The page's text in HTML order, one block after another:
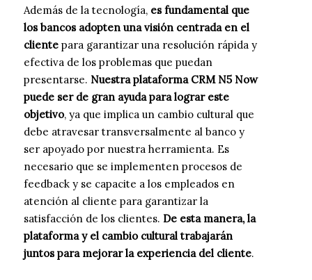
Además de la tecnología, es fundamental que
los bancos adopten una visión centrada en el
cliente para garantizar una resolución rápida y
efectiva de los problemas que puedan
presentarse. Nuestra plataforma CRM N5 Now
puede ser de gran ayuda para lograr este
objetivo, ya que implica un cambio cultural que
debe atravesar transversalmente al banco y
ser apoyado por nuestra herramienta. Es
necesario que se implementen procesos de
feedback y se capacite a los empleados en
atención al cliente para garantizar la
satisfacción de los clientes. De esta manera, la
plataforma y el cambio cultural trabajarán
juntos para mejorar la experiencia del cliente.